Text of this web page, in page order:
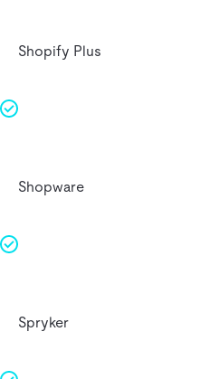
Shopify Plus
Shopware
Spryker